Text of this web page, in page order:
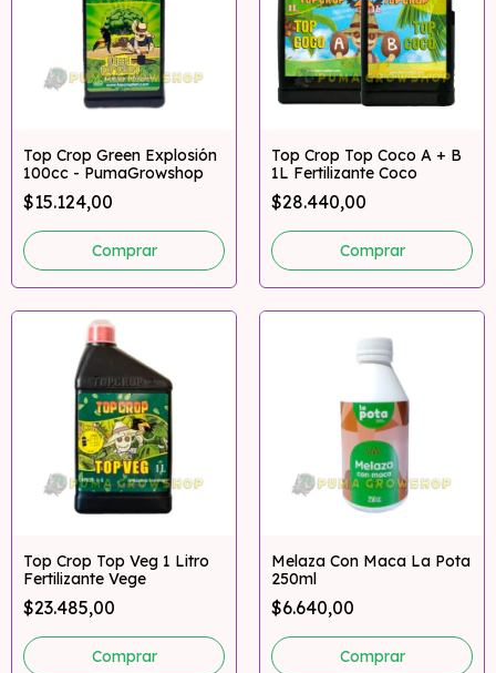
Top Crop Green Explosión
100cc - PumaGrowshop
$15.124,00
Top Crop Top Coco A + B
1L Fertilizante Coco
$28.440,00
Top Crop Top Veg 1 Litro
Fertilizante Vege
$23.485,00
Melaza Con Maca La Pota
250ml
$6.640,00